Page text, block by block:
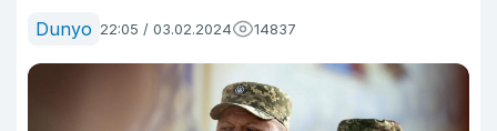
Dunyo 22:05 / 03.02.2024 14837